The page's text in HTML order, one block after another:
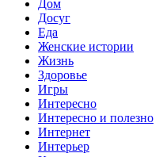
Дом
Досуг
Еда
Женские истории
Жизнь
Здоровье
Игры
Интересно
Интересно и полезно
Интернет
Интерьер